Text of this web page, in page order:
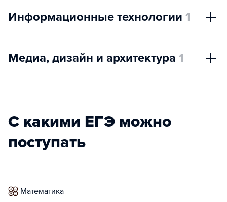
Информационные технологии 1
Медиа, дизайн и архитектура 1
С какими ЕГЭ можно
поступать
математика